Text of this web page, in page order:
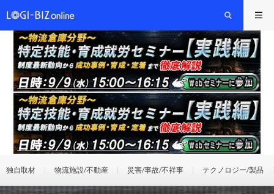
独自取材 物流施設/不動産 災害/事故/不祥事 テクノロジー/製品